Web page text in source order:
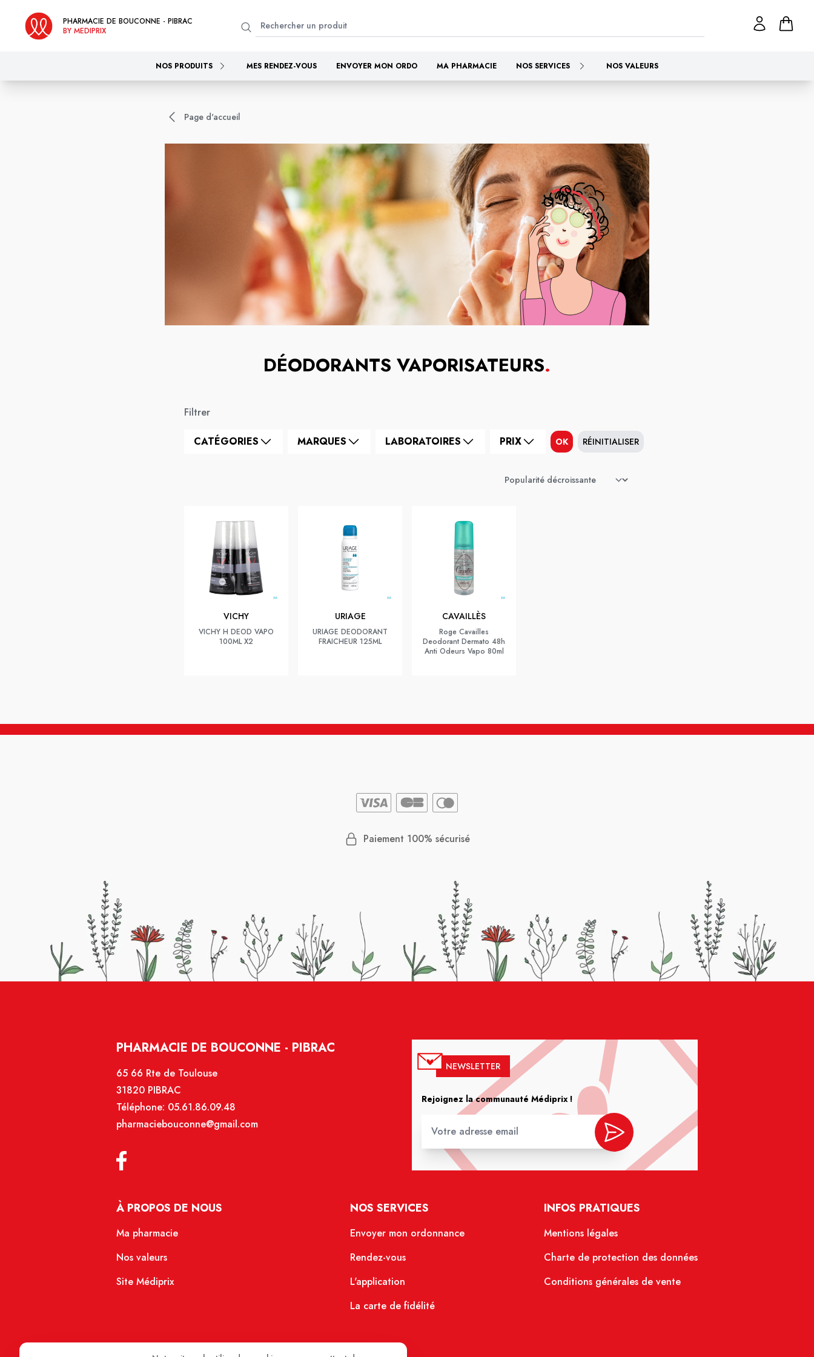
PHARMACIE DE BOUCONNE - PIBRAC
BY MEDIPRIX
NOS PRODUITS MES RENDEZ-VOUS ENVOYER MON ORDO MA PHARMACIE NOS SERVICES NOS VALEURS
Page d'accueil
DÉODORANTS VAPORISATEURS.
Filtrer
CATÉGORIES MARQUES LABORATOIRES PRIX OK RÉINITIALISER
VICHY
VICHY H DEOD VAPO
100ML X2
URIAGE
URIAGE DEODORANT
FRAICHEUR 125ML
CAVAILLÈS
Roge Cavailles
Deodorant Dermato 48h
Anti Odeurs Vapo 80ml
Paiement 100% sécurisé
PHARMACIE DE BOUCONNE - PIBRAC
65 66 Rte de Toulouse
31820 PIBRAC
Téléphone: 05.61.86.09.48
pharmaciebouconne@gmail.com
NEWSLETTER
Rejoignez la communauté Médiprix !
À PROPOS DE NOUS
Ma pharmacie
Nos valeurs
Site Médiprix
NOS SERVICES
Envoyer mon ordonnance
Rendez-vous
L'application
La carte de fidélité
INFOS PRATIQUES
Mentions légales
Charte de protection des données
Conditions générales de vente